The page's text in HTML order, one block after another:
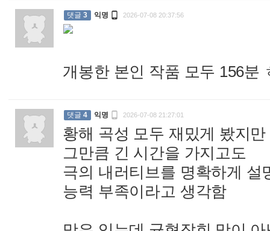
댓글 3 익명  2026-07-08 20:37:56
개봉한 본인 작품 모두 156
댓글 4 익명  2026-07-08 21:27:01
황해 곡성 모두 재밌게 봤지만
그만큼 긴 시간을 가지고도
극의 내러티브를 명확하게 설
능력 부족이라고 생각함